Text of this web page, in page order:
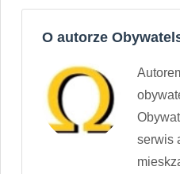
O autorze
serwis